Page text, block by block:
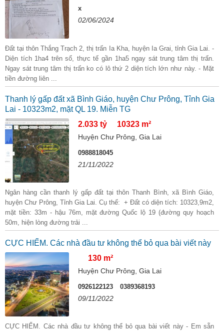
x
02/06/2024
Đất tại thôn Thắng Trạch 2, thị trấn Ia Kha, huyện Ia Grai, tỉnh Gia Lai. -
Diện tích 1ha4 trên sổ, thực tế gần 1ha5 ngay sát trung tâm thị trấn.
Ngay sát trung tâm thị trấn ko có lô thứ 2 diện tích lớn như này. - Mặt
tiền đường liên ...
Thanh lý gấp đất xã Bình Giáo, huyện Chư Prông, Tỉnh Gia
Lai - 10323m2, mặt QL 19. Miễn TG
2.033 tỷ
10323 m²
Huyện Chư Prông, Gia Lai
0988818045
21/11/2022
Ngân hàng cần thanh lý gấp đất tại thôn Thanh Bình, xã Bình Giáo,
huyện Chư Prông, Tỉnh Gia Lai. Cụ thể: + Đất có diện tích: 10323,9m2,
mặt tiền: 33m - hậu 76m, mặt đường Quốc lộ 19 (đường quy hoạch
50m, hiện lòng đường trải ...
CỰC HIẾM. Các nhà đầu tư không thể bỏ qua bài viết này
130 m²
Huyện Chư Prông, Gia Lai
0926122123 0389368193
09/11/2022
CỰC HIẾM. Các nhà đầu tư không thể bỏ qua bài viết này - Em sẵn